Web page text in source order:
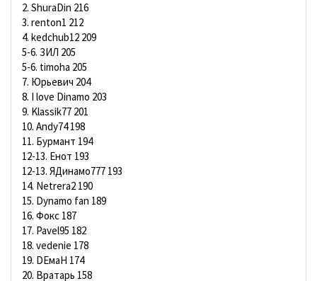
2. ShuraDin 216
3. renton1 212
4. kedchub12 209
5-6. ЗИЛ 205
5-6. timoha 205
7. Юрьевич 204
8. I love Dinamo 203
9. Klassik77 201
10. Andy74 198
11. Бурмант 194
12-13. Енот 193
12-13. ЯДинамо777 193
14. Netrera2 190
15. Dynamo fan 189
16. Фокс 187
17. Pavel95 182
18. vedenie 178
19. DЕмаН 174
20. Вратарь 158